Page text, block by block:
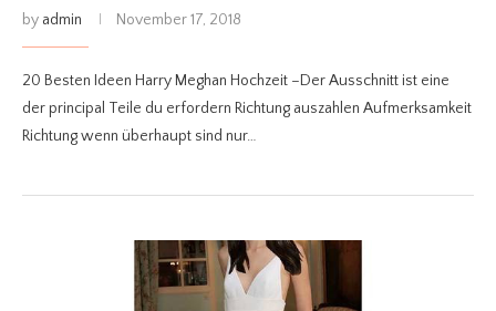
by admin November 17, 2018
20 Besten Ideen Harry Meghan Hochzeit –Der Ausschnitt ist eine
der principal Teile du erfordern Richtung auszahlen Aufmerksamkeit
Richtung wenn überhaupt sind nur…